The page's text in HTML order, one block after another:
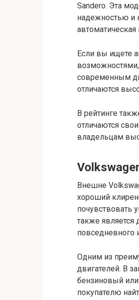
Sandero. Эта
надежностью и
Если вы ищете
возможностями,
современным
отличаются
В рейтинге
отличаются
владельцам
Внешне
хороший
почувствовать
также является
повседневного
Одним из
двигателей. В
бензиновый
покупателю